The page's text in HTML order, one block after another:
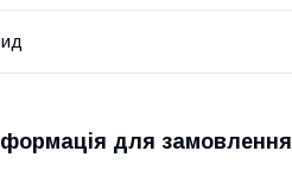
для замовлення